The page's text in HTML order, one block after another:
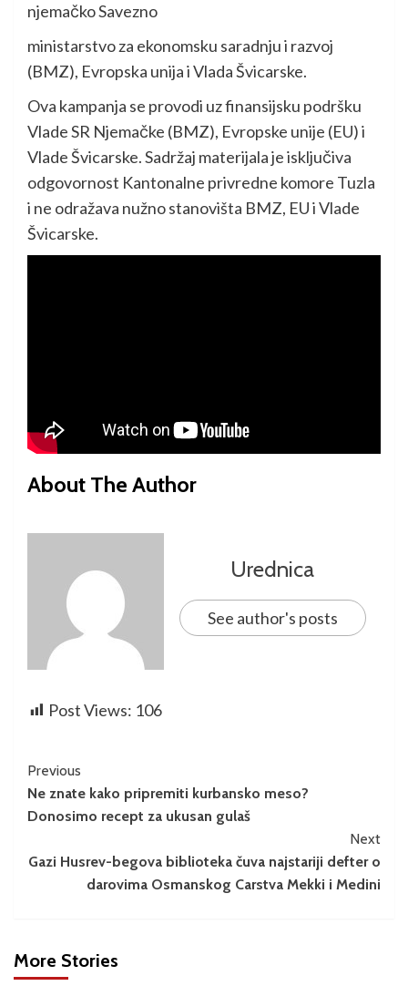
njemačko Savezno
ministarstvo za ekonomsku saradnju i razvoj
(BMZ), Evropska unija i Vlada Švicarske.
Ova kampanja se provodi uz finansijsku podršku
Vlade SR Njemačke (BMZ), Evropske unije (EU) i
Vlade Švicarske. Sadržaj materijala je isključiva
odgovornost Kantonalne privredne komore Tuzla
i ne odražava nužno stanovišta BMZ, EU i Vlade
Švicarske.
About The Author
Urednica
See author's posts
Post Views: 106
Previous
Ne znate kako pripremiti kurbansko meso?
Donosimo recept za ukusan gulaš
Next
Gazi Husrev-begova biblioteka čuva najstariji defter o
darovima Osmanskog Carstva Mekki i Medini
More Stories